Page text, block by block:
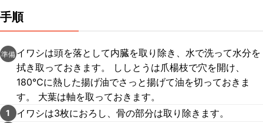
手順
準備 イワシは頭を落として内臓を取り除き、水で洗って水分を
拭き取っておきます。 ししとうは爪楊枝で穴を開け、
180℃に熱した揚げ油でさっと揚げて油を切っておきま
す。 大葉は軸を取っておきます。
1 イワシは3枚におろし、骨の部分は取り除きます。